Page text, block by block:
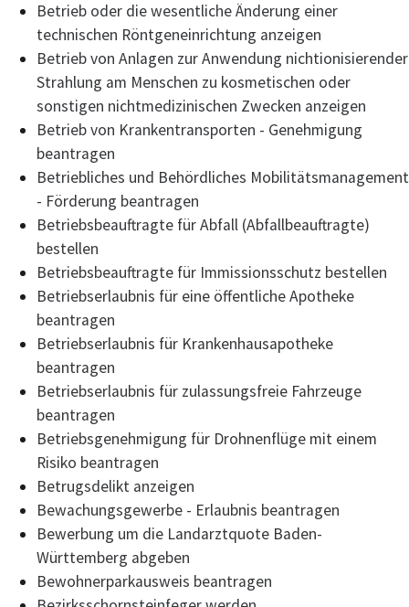
Betrieb oder die wesentliche Änderung einer
technischen Röntgeneinrichtung anzeigen
Betrieb von Anlagen zur Anwendung nichtionisierender
Strahlung am Menschen zu kosmetischen oder
sonstigen nichtmedizinischen Zwecken anzeigen
Betrieb von Krankentransporten - Genehmigung
beantragen
Betriebliches und Behördliches Mobilitätsmanagement
- Förderung beantragen
Betriebsbeauftragte für Abfall (Abfallbeauftragte)
bestellen
Betriebsbeauftragte für Immissionsschutz bestellen
Betriebserlaubnis für eine öffentliche Apotheke
beantragen
Betriebserlaubnis für Krankenhausapotheke
beantragen
Betriebserlaubnis für zulassungsfreie Fahrzeuge
beantragen
Betriebsgenehmigung für Drohnenflüge mit einem
Risiko beantragen
Betrugsdelikt anzeigen
Bewachungsgewerbe - Erlaubnis beantragen
Bewerbung um die Landarztquote Baden-
Württemberg abgeben
Bewohnerparkausweis beantragen